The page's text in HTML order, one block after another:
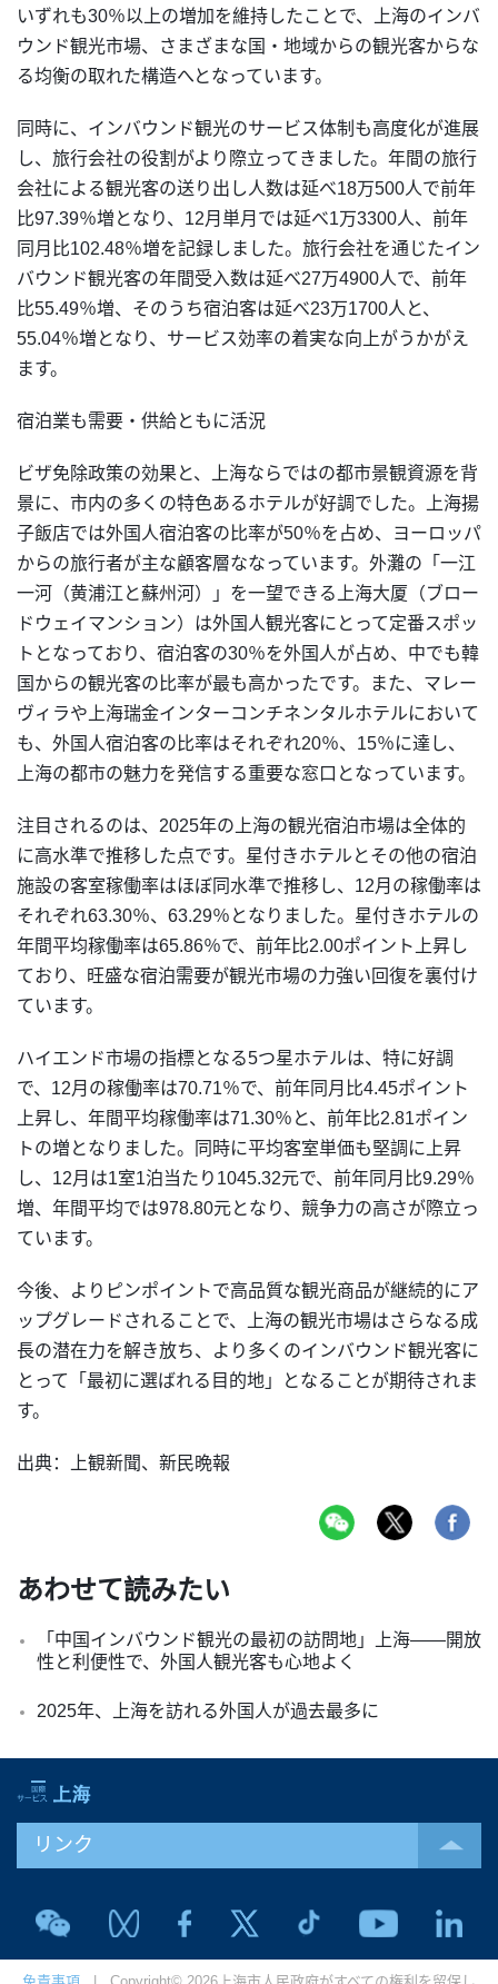
いずれも30％以上の増加を維持したことで、上海のインバ
ウンド観光市場、さまざまな国・地域からの観光客からな
る均衡の取れた構造へとなっています。
同時に、インバウンド観光のサービス体制も高度化が進展
し、旅行会社の役割がより際立ってきました。年間の旅行
会社による観光客の送り出し人数は延べ18万500人で前年
比97.39％増となり、12月単月では延べ1万3300人、前年
同月比102.48％増を記録しました。旅行会社を通じたイン
バウンド観光客の年間受入数は延べ27万4900人で、前年
比55.49％増、そのうち宿泊客は延べ23万1700人と、
55.04％増となり、サービス効率の着実な向上がうかがえ
ます。
宿泊業も需要・供給ともに活況
ビザ免除政策の効果と、上海ならではの都市景観資源を背
景に、市内の多くの特色あるホテルが好調でした。上海揚
子飯店では外国人宿泊客の比率が50％を占め、ヨーロッパ
からの旅行者が主な顧客層ななっています。外灘の「一江
一河（黄浦江と蘇州河）」を一望できる上海大厦（ブロー
ドウェイマンション）は外国人観光客にとって定番スポッ
トとなっており、宿泊客の30％を外国人が占め、中でも韓
国からの観光客の比率が最も高かったです。また、マレー
ヴィラや上海瑞金インターコンチネンタルホテルにおいて
も、外国人宿泊客の比率はそれぞれ20％、15％に達し、
上海の都市の魅力を発信する重要な窓口となっています。
注目されるのは、2025年の上海の観光宿泊市場は全体的
に高水準で推移した点です。星付きホテルとその他の宿泊
施設の客室稼働率はほぼ同水準で推移し、12月の稼働率は
それぞれ63.30％、63.29％となりました。星付きホテルの
年間平均稼働率は65.86％で、前年比2.00ポイント上昇し
ており、旺盛な宿泊需要が観光市場の力強い回復を裏付け
ています。
ハイエンド市場の指標となる5つ星ホテルは、特に好調
で、12月の稼働率は70.71％で、前年同月比4.45ポイント
上昇し、年間平均稼働率は71.30％と、前年比2.81ポイン
トの増となりました。同時に平均客室単価も堅調に上昇
し、12月は1室1泊当たり1045.32元で、前年同月比9.29％
増、年間平均では978.80元となり、競争力の高さが際立っ
ています。
今後、よりピンポイントで高品質な観光商品が継続的にア
ップグレードされることで、上海の観光市場はさらなる成
長の潜在力を解き放ち、より多くのインバウンド観光客に
とって「最初に選ばれる目的地」となることが期待されま
す。
出典：上観新聞、新民晩報
あわせて読みたい
「中国インバウンド観光の最初の訪問地」上海――開放
性と利便性で、外国人観光客も心地よく
2025年、上海を訪れる外国人が過去最多に
リンク